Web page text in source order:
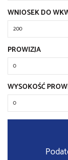
WNIOSEK DO
PROWIZJA
WYSOKOŚĆ